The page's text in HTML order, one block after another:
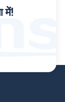
में!